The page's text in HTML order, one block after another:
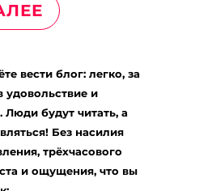
вести блог: легко, за
удовольствие и
Люди будут читать, а
Без насилия
трёхчасового
и ощущения, что вы